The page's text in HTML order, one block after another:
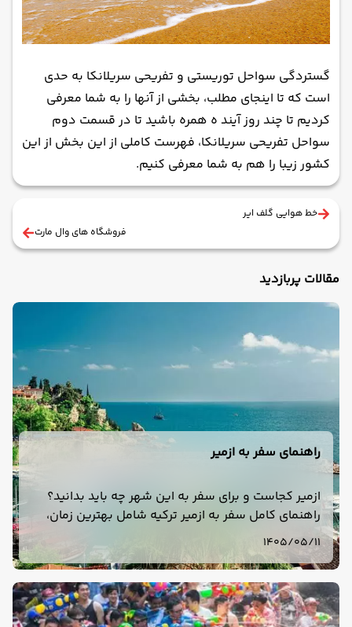
گستردگی سواحل توریستی و تفریحی سریلانکا به حدی
است که تا اینجای مطلب، بخشی از آنها را به شما معرفی
کردیم تا چند روز آیند ه همره باشید تا در قسمت دوم
سواحل تفریحی سریلانکا، فهرست کاملی از این بخش از این
کشور زیبا را هم به شما معرفی کنیم.
خط هوایی گلف ایر
فروشگاه های وال مارت
مقالات پربازدید
راهنمای سفر به ازمیر
ازمیر کجاست و برای سفر به این شهر چه باید بدانید؟
راهنمای کامل سفر به ازمیر ترکیه شامل بهترین زمان،
هزینه، هتل، حمل‌ونقل، جاهای دیدنی، غذا و تور ازمیر.
1405/05/11